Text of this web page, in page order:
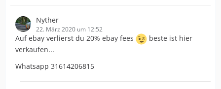
Nyther
22. März 2020 um 12:52
Auf ebay verlierst du 20% ebay fees
beste ist hier
verkaufen...
Whatsapp 31614206815